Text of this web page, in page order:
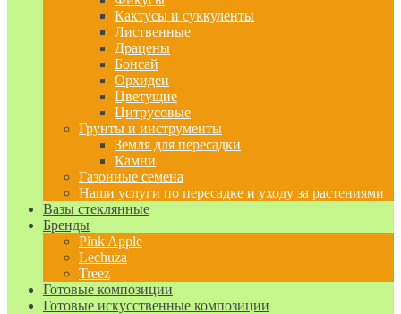
Кактусы и суккуленты
Лиственные
Драцены
Бонсай
Орхидеи
Цветущие
Цитрусовые
Грунты и инструменты
Земля для пересадки
Камни
Газонные семена
Наши услуги по пересадке и уходу за растениями
Вазы стеклянные
Бренды
Pink Apple
Lechuza
Treez
Готовые композиции
Готовые искусственные композиции